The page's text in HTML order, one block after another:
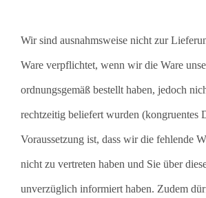
Wir sind ausnahmsweise nicht zur
Ware verpflichtet, wenn wir die Ware
ordnungsgemäß bestellt haben, jedoch
rechtzeitig beliefert wurden (kongruentes
Voraussetzung ist, dass wir die fehlende
nicht zu vertreten haben und Sie über
unverzüglich informiert haben. Zudem